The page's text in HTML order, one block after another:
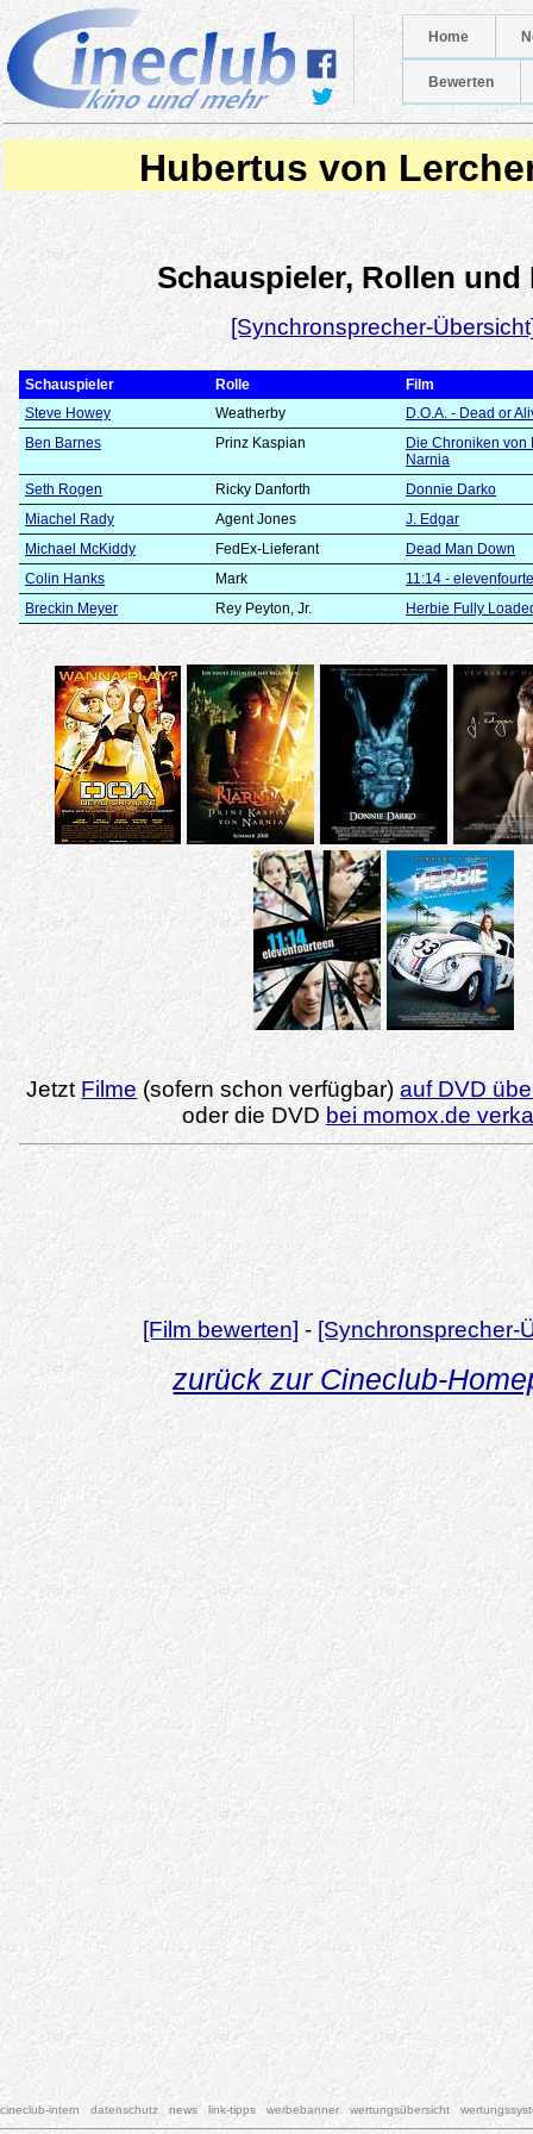
Home
Bewerten
Hubertus von
Schauspieler, Rollen und
[Synchronsprecher-
Schauspieler Rolle
Film
Steve Howey
Weatherby
D.O.A. - Dead or
Ben Barnes
Prinz Kaspian
Die Chroniken von
Narnia
Seth Rogen
Ricky Danforth
Donnie Darko
Miachel Rady
Agent Jones
J. Edgar
Michael McKiddy
FedEx-Lieferant
Dead Man Down
Colin Hanks
Mark
11:14 -
Breckin Meyer
Rey Peyton, Jr. Herbie Fully
Jetzt Filme (sofern schon verfügbar)auf DVD
oder die DVD bei momox.de
[Film bewerten] - [Synchronsprecher-
zurück zur Cineclub-
cineclub-intern datenschutz news link-tipps werbebanner wertungsübersicht